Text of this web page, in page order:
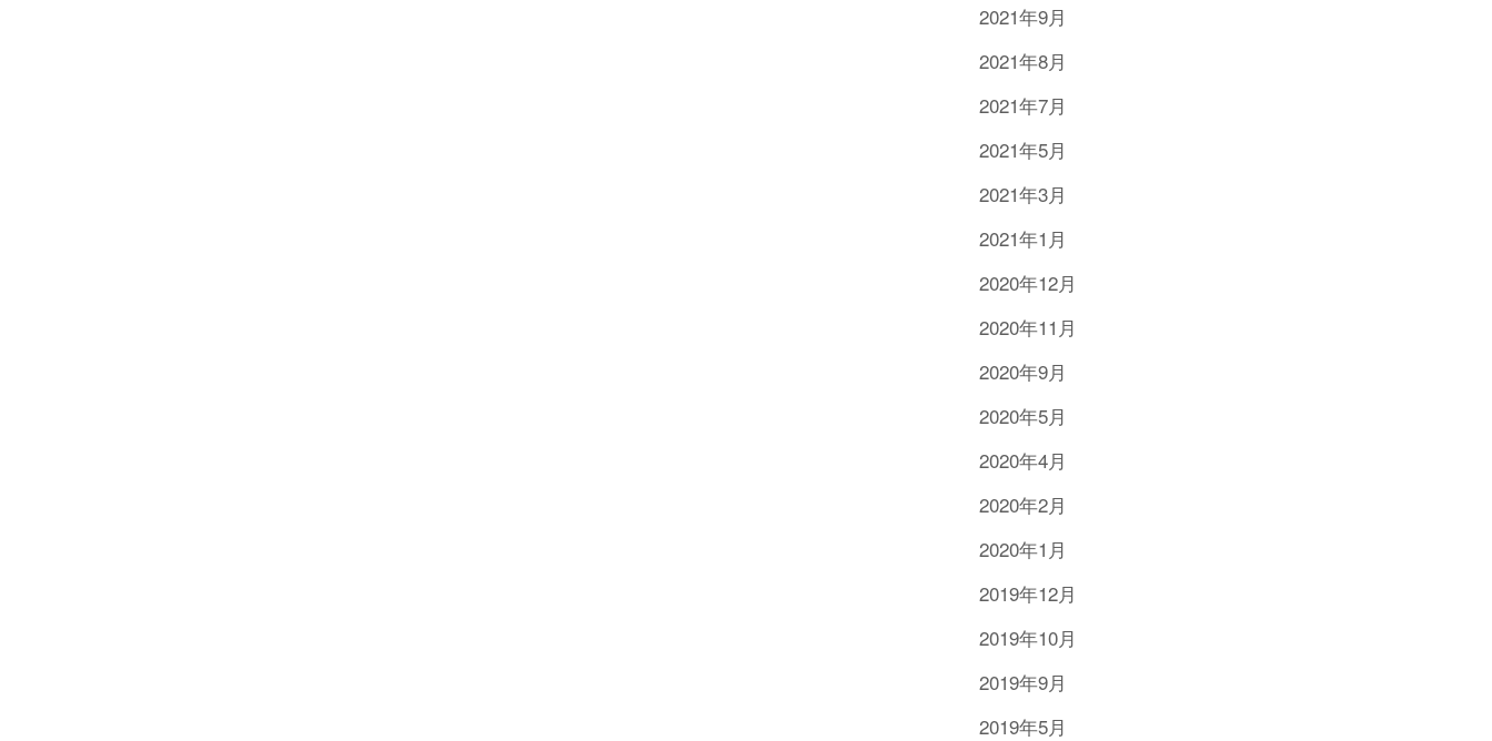
2021年9月
2021年8月
2021年7月
2021年5月
2021年3月
2021年1月
2020年12月
2020年11月
2020年9月
2020年5月
2020年4月
2020年2月
2020年1月
2019年12月
2019年10月
2019年9月
2019年5月